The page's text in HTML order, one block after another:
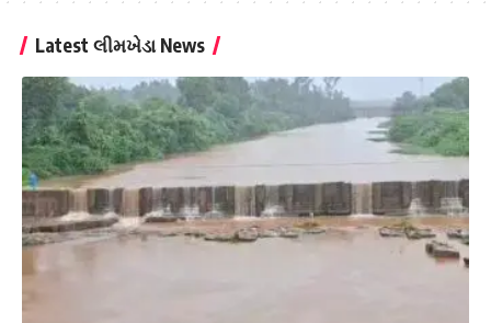
Latest લીમખેડા News